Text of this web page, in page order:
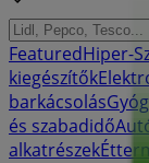
FeaturedHiper-
kiegészítők
barkácsolás
és szabadidő
alkatrészek